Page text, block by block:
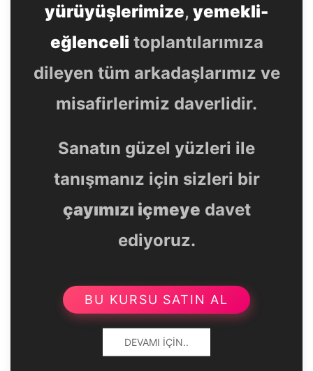
yürüyüşlerimize, yemekli-
eğlenceli toplantılarımıza
dileyen tüm arkadaşlarımız ve
misafirlerimiz daverlidir.
Sanatın güzel yüzleri ile
tanışmanız için sizleri bir
çayımızı içmeye davet
ediyoruz.
BU KURSU SATIN AL
DEVAMI İÇIN..